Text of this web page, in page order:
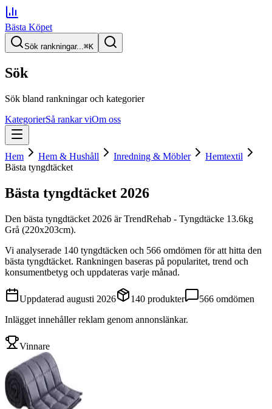
Bästa Köpet
Sök rankningar...⌘K
Sök
Sök bland rankningar och kategorier
KategorierSå rankar viOm oss
Hem Hem & Hushåll Inredning & Möbler
Hemtextil
Bästa tyngdtäcket
Bästa tyngdtäcket 2026
Den bästa tyngdtäcket 2026 ärTrendRehab - Tyngdtäcke 13.6kg
Grå (220x203cm).
Vi analyserade 140 tyngdtäcken och 566 omdömen för att hitta den
bästa tyngdtäcket. Rankningen baseras på popularitet, trend och
konsumentbetyg och uppdateras varje månad.
Uppdaterad augusti 2026 140 produkter 566 omdömen
Inlägget innehåller reklam genom annonslänkar.
Vinnare